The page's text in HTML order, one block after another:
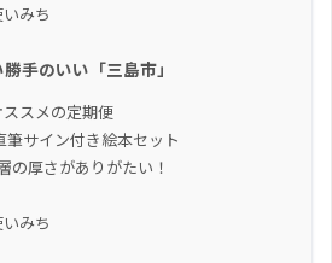
みち
手のいい「三島市」
スメの定期便
筆サイン付き絵本セット
の厚さがありがたい！
みち